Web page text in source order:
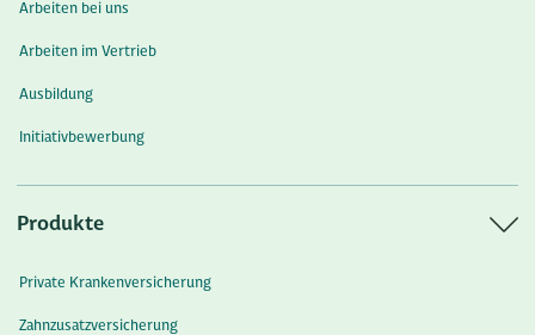
Arbeiten bei uns
Arbeiten im Vertrieb
Ausbildung
Initiativbewerbung
Produkte
Private Krankenversicherung
Zahnzusatzversicherung